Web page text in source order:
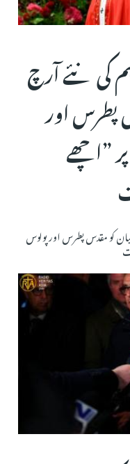
کی نئے آرچ
اور
”اچھے
کو مقدس پطرس اور پولوس